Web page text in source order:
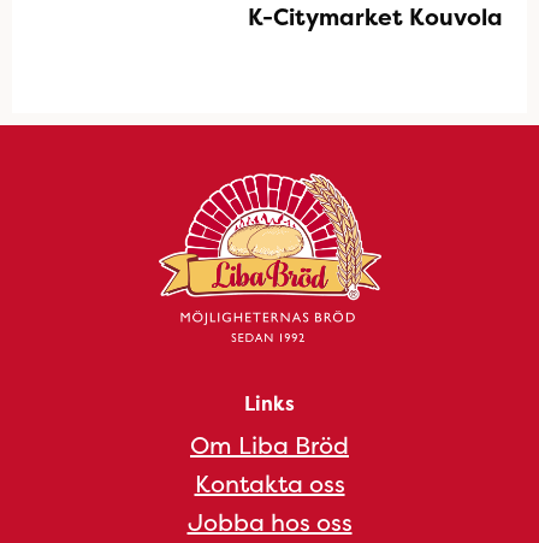
K-Citymarket Kouvola
Links
Om Liba Bröd
Kontakta oss
Jobba hos oss